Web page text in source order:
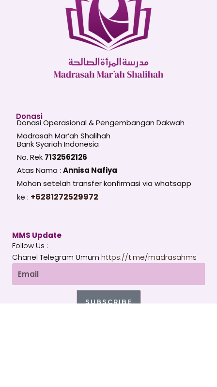
Donasi
Donasi Operasional & Pengembangan Dakwah
Madrasah Mar’ah Shalihah
Bank Syariah Indonesia
No. Rek 7132562126
Atas Nama : Annisa Nafiya
Mohon setelah transfer konfirmasi via whatsapp
ke : +6281272529972
MMS Update
Follow Us :
Chanel Telegram Umum https://t.me/madrasahms
Email
SUBSCRIBE